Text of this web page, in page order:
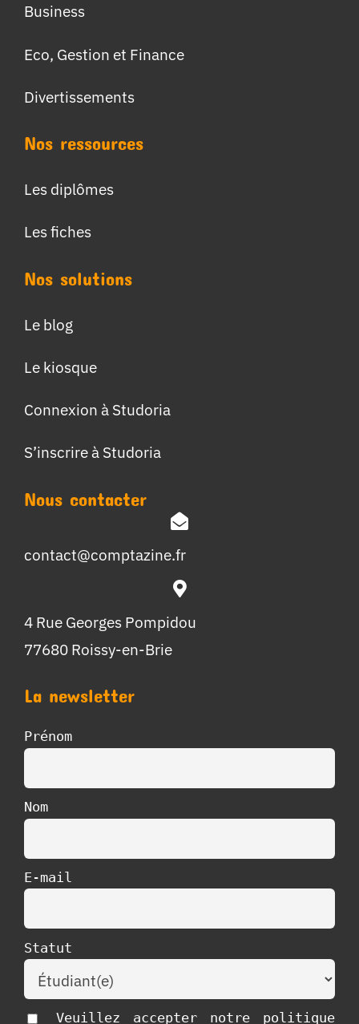
Business
Eco, Gestion et Finance
Divertissements
Nos ressources
Les diplômes
Les fiches
Nos solutions
Le blog
Le kiosque
Connexion à Studoria
S’inscrire à Studoria
Nous contacter
contact@comptazine.fr
4 Rue Georges Pompidou
77680 Roissy-en-Brie
La newsletter
Prénom
Nom
E-mail
Statut
Veuillez accepter notre politique